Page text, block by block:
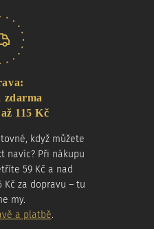
zdarma
115 Kč
když můžete
navíc? Při nákupu
59 Kč a nad
Kč za dopravu – tu
my.
a platbě.